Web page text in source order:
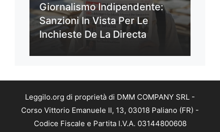
Giornalismo Indipendente:
Sanzioni In Vista Per Le
Inchieste De La Directa
Leggilo.org di proprietà di DMM COMPANY SRL -
Corso Vittorio Emanuele II, 13, 03018 Paliano (FR) -
Codice Fiscale e Partita I.V.A. 03144800608